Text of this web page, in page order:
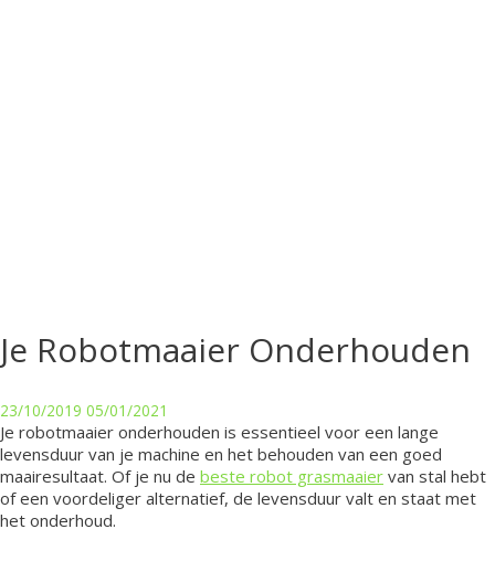
Je Robotmaaier Onderhouden
23/10/2019 05/01/2021
Je robotmaaier onderhouden is essentieel voor een lange
levensduur van je machine en het behouden van een goed
maairesultaat. Of je nu de beste robot grasmaaier van stal hebt
of een voordeliger alternatief, de levensduur valt en staat met
het onderhoud.